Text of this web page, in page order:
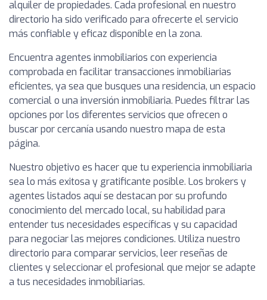
alquiler de propiedades. Cada profesional en nuestro
directorio ha sido verificado para ofrecerte el servicio
más confiable y eficaz disponible en la zona.
Encuentra agentes inmobiliarios con experiencia
comprobada en facilitar transacciones inmobiliarias
eficientes, ya sea que busques una residencia, un espacio
comercial o una inversión inmobiliaria. Puedes filtrar las
opciones por los diferentes servicios que ofrecen o
buscar por cercanía usando nuestro mapa de esta
página.
Nuestro objetivo es hacer que tu experiencia inmobiliaria
sea lo más exitosa y gratificante posible. Los brokers y
agentes listados aquí se destacan por su profundo
conocimiento del mercado local, su habilidad para
entender tus necesidades específicas y su capacidad
para negociar las mejores condiciones. Utiliza nuestro
directorio para comparar servicios, leer reseñas de
clientes y seleccionar el profesional que mejor se adapte
a tus necesidades inmobiliarias.